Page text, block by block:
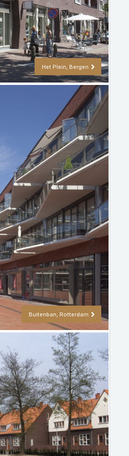
Het Plein, Bergen
Buitenban, Rotterdam